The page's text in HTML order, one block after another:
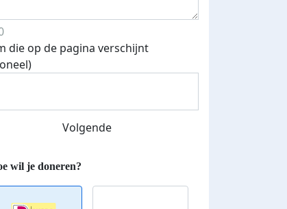
die op de pagina verschijnt
Volgende